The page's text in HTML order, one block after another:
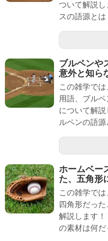
ついて解説
スの語源とは
ブルペンや
意外と知ら
この雑学で
用語、ブル
について解
ルペンの語源
ホームベー
た、五角形
この雑学で
四角形だっ
解説します
の素材は何だ